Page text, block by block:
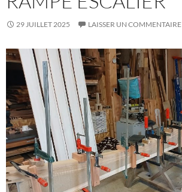
29 JUILLET 2025 LAISSER UN COMMENTAIRE